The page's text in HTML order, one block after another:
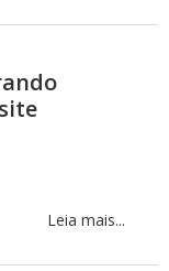
Leia mais...